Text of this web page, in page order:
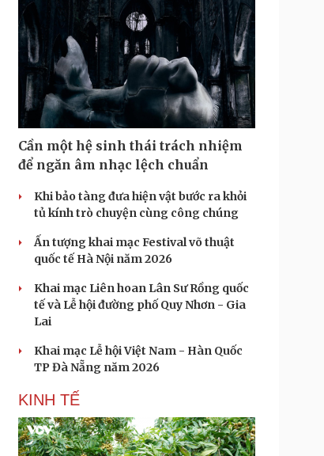
Cần một hệ sinh thái trách nhiệm
để ngăn âm nhạc lệch chuẩn
Khi bảo tàng đưa hiện vật bước ra khỏi
tủ kính trò chuyện cùng công chúng
Ấn tượng khai mạc Festival võ thuật
quốc tế Hà Nội năm 2026
Khai mạc Liên hoan Lân Sư Rồng quốc
tế và Lễ hội đường phố Quy Nhơn - Gia
Lai
Khai mạc Lễ hội Việt Nam - Hàn Quốc
TP Đà Nẵng năm 2026
KINH TẾ